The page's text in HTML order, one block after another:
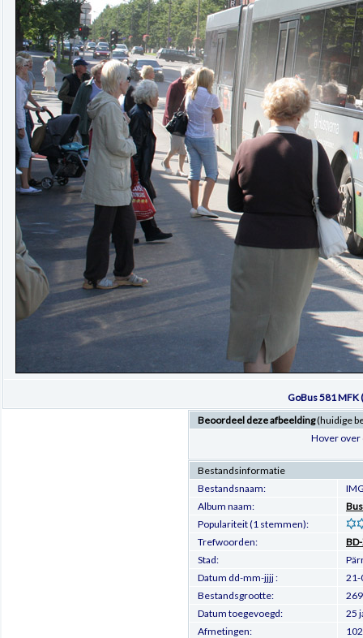
GoBus 581 MFK
Beoordeel deze afbeelding(huidige
Hover over
Bestandsinformatie
Bestandsnaam:
Album naam:
Populariteit (1 stemmen):
Trefwoorden:
Stad:
Datum dd-mm-jjjj :
21-
Bestandsgrootte:
Datum toegevoegd:
25
Afmetingen: